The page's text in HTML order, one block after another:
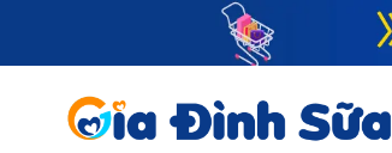
content